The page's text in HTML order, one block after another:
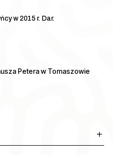
w 2015 r. Dar.
Petera w Tomaszowie